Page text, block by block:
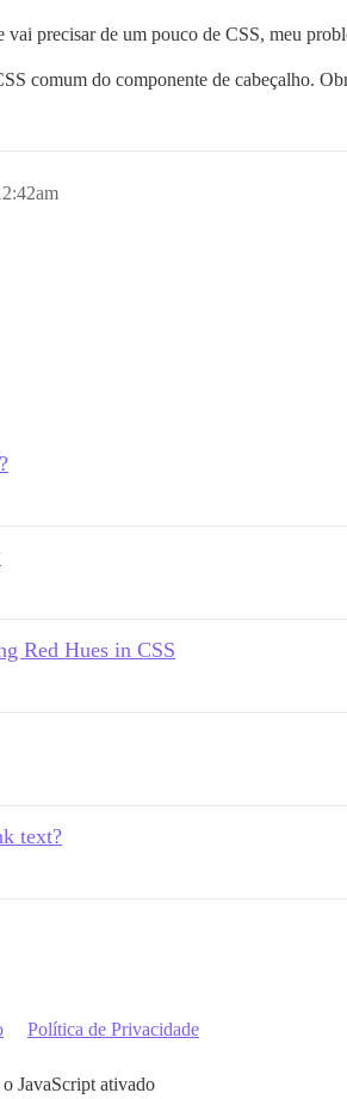
precisar de um pouco de CSS, meu
comum do componente de cabeçalho.
Red Hues in CSS
text?
Política de Privacidade
JavaScript ativado